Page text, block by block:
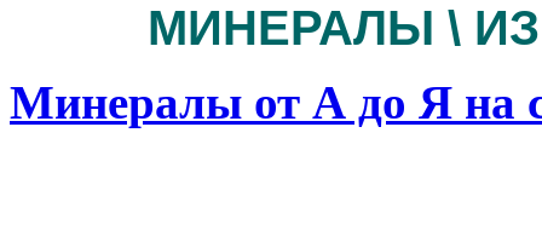
МИНЕРАЛЫ \
Минералы от А до Я на